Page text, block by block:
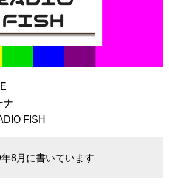
ナ
FISH
8月に書いています